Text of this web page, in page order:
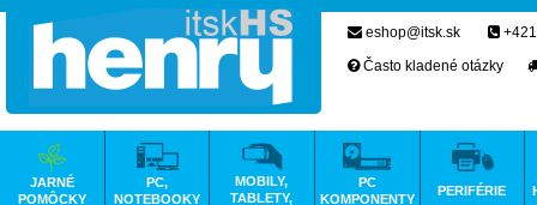
eshop@itsk.sk
Často kladené otázky
JARNÉ
POMÔCKY
PC,
NOTEBOOKY
MOBILY,
TABLETY,
PC
KOMPONENTY
PERIFÉRIE